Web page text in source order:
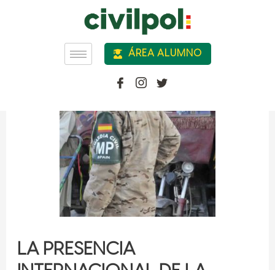
ÁREA ALUMNO
LA PRESENCIA